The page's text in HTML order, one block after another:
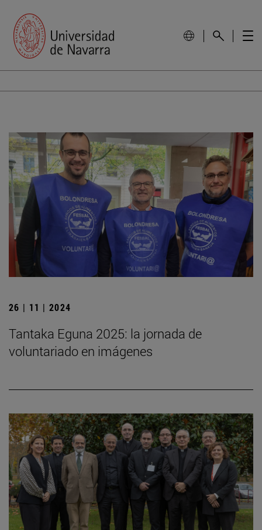
26 | 11 | 2024
Tantaka Eguna 2025: la jornada de
voluntariado en imágenes